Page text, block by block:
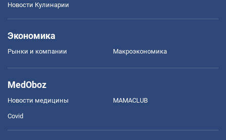
Новости Кулинарии
Экономика
Рынки и компании Mакроэкономика
MedOboz
Новости медицины MAMACLUB
Covid